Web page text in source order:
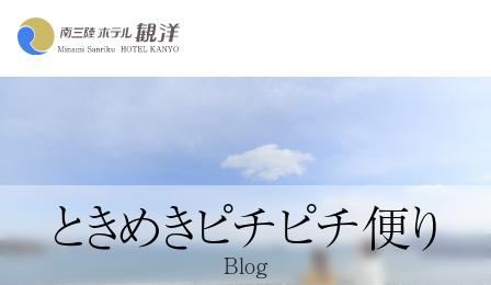
ときめきピチピチ便り
Blog